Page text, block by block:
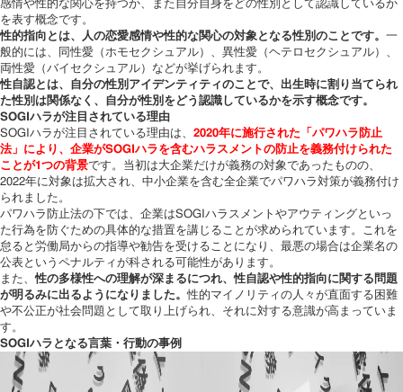
感情や性的な関心を持つか、また自分自身をどの性別として認識しているか
を表す概念です。
性的指向とは、人の恋愛感情や性的な関心の対象となる性別のことです。 一
般的には、同性愛（ホモセクシュアル）、異性愛（ヘテロセクシュアル）、
両性愛（バイセクシュアル）などが挙げられます。
性自認とは、自分の性別アイデンティティのことで、出生時に割り当てられ
た性別は関係なく、自分が性別をどう認識しているかを示す概念です。
SOGIハラが注目されている理由
SOGIハラが注目されている理由は、 2020年に施行された「パワハラ防止
法」により、企業がSOGIハラを含むハラスメントの防止を義務付けられた
ことが1つの背景です。当初は大企業だけが義務の対象であったものの、
2022年に対象は拡大され、中小企業を含む全企業でパワハラ対策が義務付け
られました。
パワハラ防止法の下では、企業はSOGIハラスメントやアウティングといっ
た行為を防ぐための具体的な措置を講じることが求められています。これを
怠ると労働局からの指導や勧告を受けることになり、最悪の場合は企業名の
公表というペナルティが科される可能性があります。
また、性の多様性への理解が深まるにつれ、性自認や性的指向に関する問題
が明るみに出るようになりました。性的マイノリティの人々が直面する困難
や不公正が社会問題として取り上げられ、それに対する意識が高まっていま
す。
SOGIハラとなる言葉・行動の事例